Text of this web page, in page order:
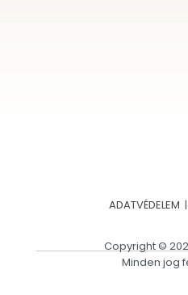
ADATVÉDELEM |
Copyright ©
Minden jog